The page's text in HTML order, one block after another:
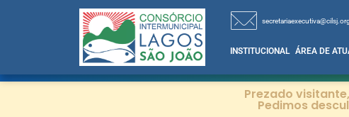
INSTITUCIONAL ÁREA DE
Prezado
Pedimos